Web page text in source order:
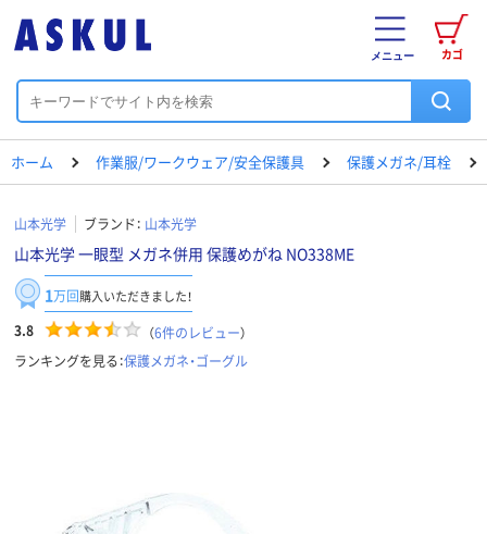
カゴ
メニュー
ホーム 作業服/ワークウェア/安全保護具 保護メガネ/耳栓
山本光学 ブランド： 山本光学
山本光学 一眼型 メガネ併用 保護めがね NO338ME
1万回購入いただきました！
3.8 （6件のレビュー）
ランキングを見る：保護メガネ・ゴーグル